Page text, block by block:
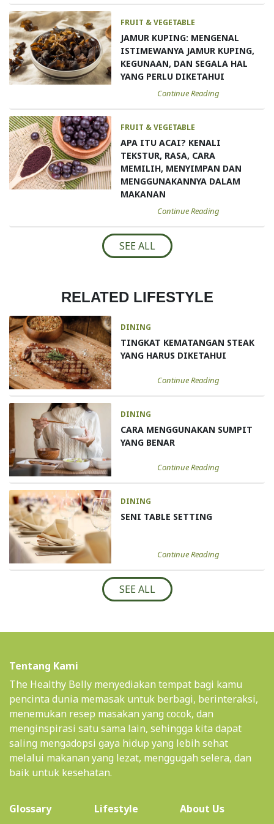
FRUIT & VEGETABLE
JAMUR KUPING: MENGENAL
ISTIMEWANYA JAMUR KUPING,
KEGUNAAN, DAN SEGALA HAL
YANG PERLU DIKETAHUI
Continue Reading
FRUIT & VEGETABLE
APA ITU ACAI? KENALI
TEKSTUR, RASA, CARA
MEMILIH, MENYIMPAN DAN
MENGGUNAKANNYA DALAM
MAKANAN
Continue Reading
SEE ALL
RELATED LIFESTYLE
DINING
TINGKAT KEMATANGAN STEAK
YANG HARUS DIKETAHUI
Continue Reading
DINING
CARA MENGGUNAKAN SUMPIT
YANG BENAR
Continue Reading
DINING
SENI TABLE SETTING
Continue Reading
SEE ALL
Tentang Kami
The Healthy Belly menyediakan tempat bagi kamu
pencinta dunia memasak untuk berbagi, berinteraksi,
menemukan resep masakan yang cocok, dan
menginspirasi satu sama lain, sehingga kita dapat
saling mengadopsi gaya hidup yang lebih sehat
melalui makanan yang lezat, menggugah selera, dan
baik untuk kesehatan.
Glossary Lifestyle About Us(current)